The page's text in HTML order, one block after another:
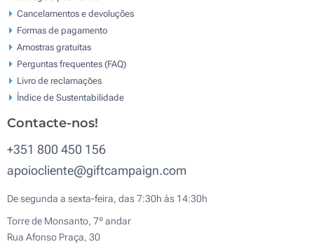
Cancelamentos e devoluções
Formas de pagamento
Amostras gratuitas
Perguntas frequentes (FAQ)
Livro de reclamaçōes
Índice de Sustentabilidade
Contacte-nos!
+351 800 450 156
apoiocliente@giftcampaign.com
De segunda a sexta-feira, das 7:30h às 14:30h
Torre de Monsanto, 7º andar
Rua Afonso Praça, 30